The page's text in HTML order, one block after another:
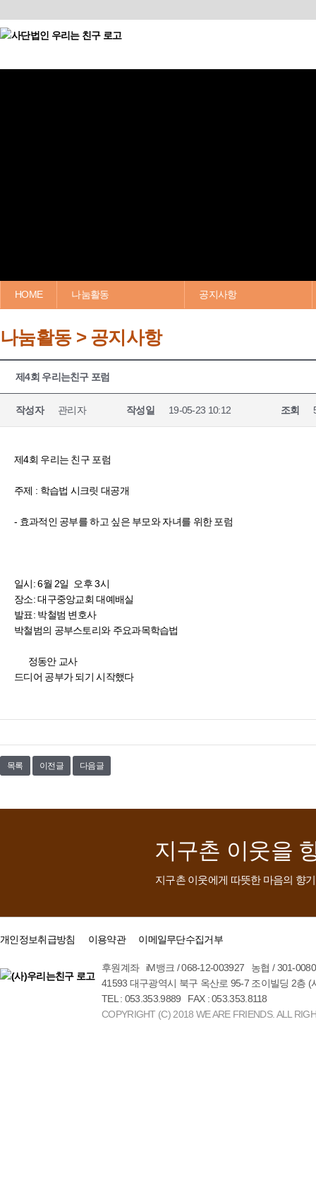
HOME 나눔활동 공지사항
나눔활동 > 공지사항
제4회 우리는친구 포럼
작성자 관리자 작성일 19-05-23 10:12 조회
제4회 우리는 친구 포럼
주제 : 학습법 시크릿 대공개
- 효과적인 공부를 하고 싶은 부모와 자녀를 위한 포럼
일시: 6월 2일 오후 3시
장소: 대구중앙교회 대예배실
발표: 박철범 변호사
박철범의 공부스토리와 주요과목학습법
정동안 교사
드디어 공부가 되기 시작했다
목록 이전글 다음글
지구촌 이웃을
지구촌 이웃에게 따뜻한 마음의 향
개인정보취급방침 이용약관 이메일무단수집거부
후원계좌 iM뱅크 / 068-12-003927 농협 / 301-
41593 대구광역시 북구 옥산로 95-7 조이빌딩 2층 (
TEL : 053.353.9889 FAX : 053.353.8118
COPYRIGHT (C) 2018 WE ARE FRIENDS. ALL